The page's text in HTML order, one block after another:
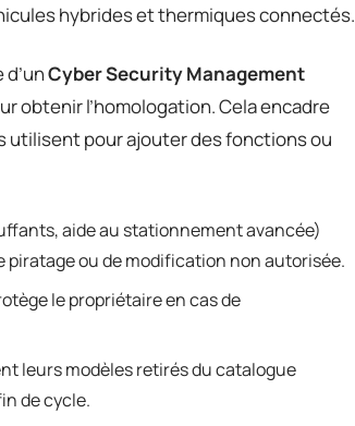
hybrides et thermiques connectés.
Cyber Security Management
obtenir l’homologation. Cela encadre
utilisent pour ajouter des fonctions ou
aide au stationnement avancée)
piratage ou de modification non autorisée.
le propriétaire en cas de
leurs modèles retirés du catalogue
de cycle.